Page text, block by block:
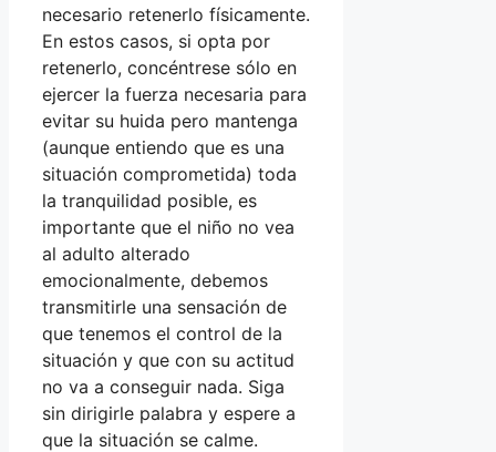
necesario retenerlo físicamente.
En estos casos, si opta por
retenerlo, concéntrese sólo en
ejercer la fuerza necesaria para
evitar su huida pero mantenga
(aunque entiendo que es una
situación comprometida) toda
la tranquilidad posible, es
importante que el niño no vea
al adulto alterado
emocionalmente, debemos
transmitirle una sensación de
que tenemos el control de la
situación y que con su actitud
no va a conseguir nada. Siga
sin dirigirle palabra y espere a
que la situación se calme.